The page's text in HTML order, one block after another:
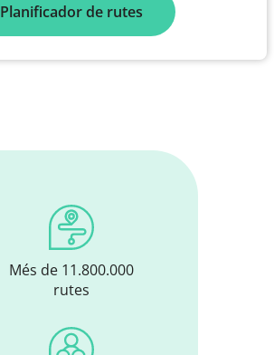
Planificador de rutes
Més de 11.800.000
rutes